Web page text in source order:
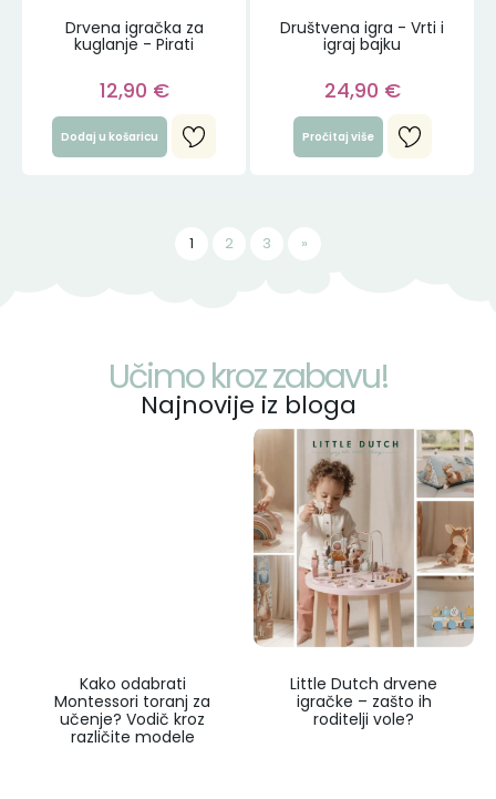
Drvena igračka za
kuglanje - Pirati
12,90 €
Dodaj u košaricu
Društvena igra - Vrti i
igraj bajku
24,90 €
Pročitaj više
1 2 3 »
Učimo kroz zabavu!
Najnovije iz bloga
Kako odabrati
Montessori toranj za
učenje? Vodič kroz
različite modele
Little Dutch drvene
igračke – zašto ih
roditelji vole?